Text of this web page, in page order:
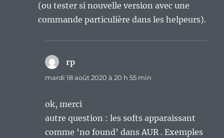
(ou tester si nouvelle version avec une
commande particulière dans les helpeurs).
rp
mardi 18 août 2020 à 20 h 55 min
ok, merci
autre question : les softs apparaissant
comme ‘no found’ dans AUR . Exemples